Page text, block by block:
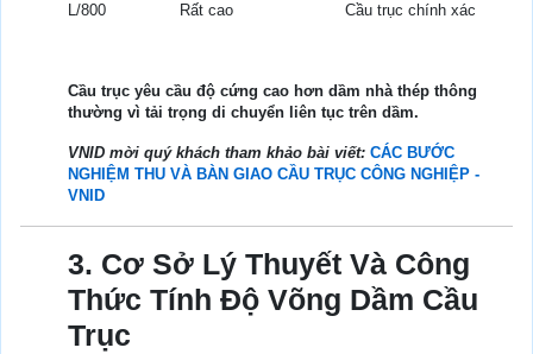
L/800 Rất cao Cầu trục chính xác
Cầu trục yêu cầu độ cứng cao hơn dầm nhà thép thông
thường vì tải trọng di chuyển liên tục trên dầm.
VNID mời quý khách tham khảo bài viết: CÁC BƯỚC
NGHIỆM THU VÀ BÀN GIAO CẦU TRỤC CÔNG NGHIỆP -
VNID
3. Cơ Sở Lý Thuyết Và Công
Thức Tính Độ Võng Dầm Cầu
Trục